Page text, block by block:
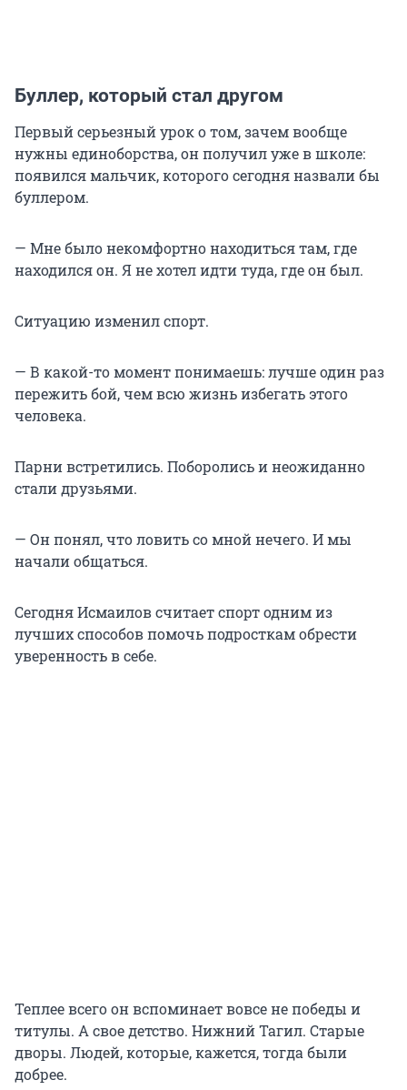
Буллер, который стал другом
Первый серьезный урок о том, зачем вообще
нужны единоборства, он получил уже в школе:
появился мальчик, которого сегодня назвали бы
буллером.
— Мне было некомфортно находиться там, где
находился он. Я не хотел идти туда, где он был.
Ситуацию изменил спорт.
— В какой-то момент понимаешь: лучше один раз
пережить бой, чем всю жизнь избегать этого
человека.
Парни встретились. Поборолись и неожиданно
стали друзьями.
— Он понял, что ловить со мной нечего. И мы
начали общаться.
Сегодня Исмаилов считает спорт одним из
лучших способов помочь подросткам обрести
уверенность в себе.
Теплее всего он вспоминает вовсе не победы и
титулы. А свое детство. Нижний Тагил. Старые
дворы. Людей, которые, кажется, тогда были
добрее.